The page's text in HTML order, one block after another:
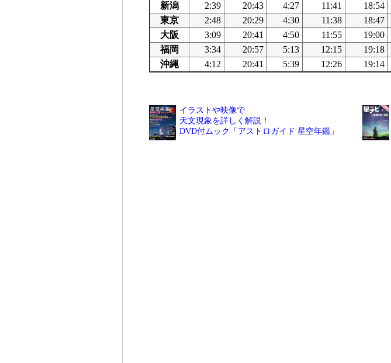
新潟
2:39 20:43 4:27 11:41 18:54
東京
2:48 20:29 4:30 11:38 18:47
大阪
3:09 20:41 4:50 11:55 19:00
福岡
3:34 20:57 5:13 12:15 19:18
沖縄
4:12 20:41 5:39 12:26 19:14
イラストや映像で
天文現象を詳しく解説！
DVD付ムック「アストロガイド 星空年鑑」